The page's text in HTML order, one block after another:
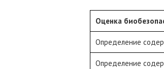
Оценка
Определение
Определение